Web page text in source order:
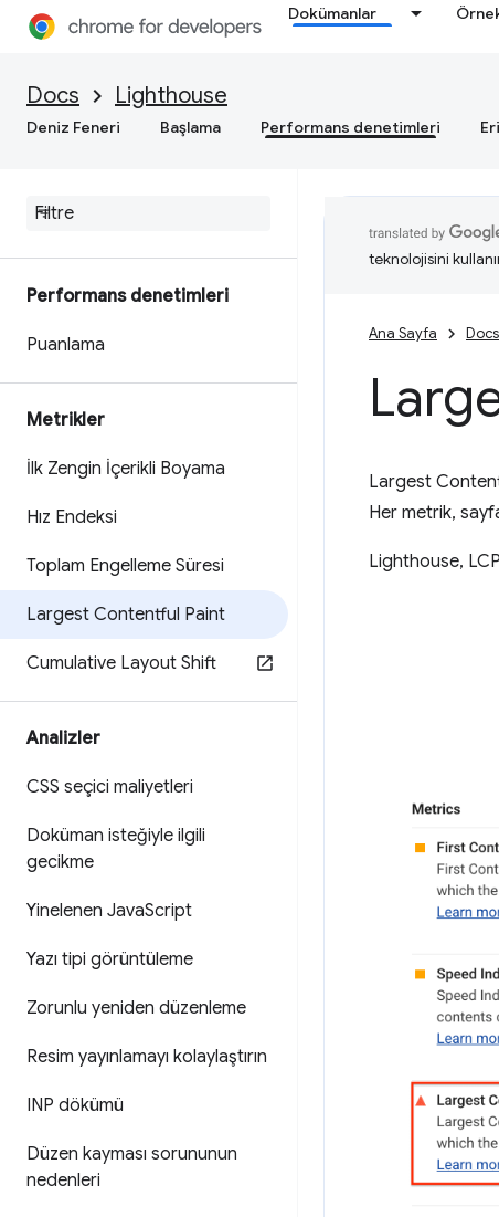
Dokümanlar
Docs Lighthouse
Deniz Feneri Başlama Performans denetimleri
Performans denetimleri
Puanlama
Metrikler
İlk Zengin İçerikli Boyama
Hız Endeksi
Toplam Engelleme Süresi
Largest Contentful Paint
Cumulative Layout Shift
Analizler
CSS seçici maliyetleri
Doküman isteğiyle ilgili
gecikme
Yinelenen JavaScript
Yazı tipi görüntüleme
Zorunlu yeniden düzenleme
Resim yayınlamayı kolaylaştırın
INP dökümü
Düzen kayması sorununun
nedenleri
teknolojisini
Ana Sayfa Docs
Largest
Her metrik,
Lighthouse,